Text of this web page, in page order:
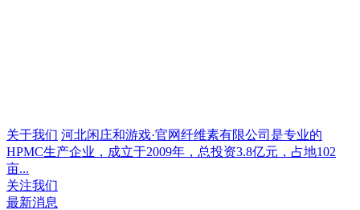
关于我们 河北闲庄和游戏·官网纤维素有限公司是专业的
HPMC生产企业，成立于2009年，总投资3.8亿元，占地102
亩...
关注我们
最新消息